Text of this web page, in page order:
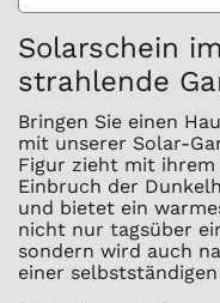
Solarschein
strahlende
Bringen Sie einen
mit unserer Solar-
Figur zieht mit
Einbruch der
und bietet ein
nicht nur tagsüber
sondern wird auch
einer